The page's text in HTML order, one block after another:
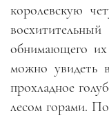
королевскую
обнимающего
можно увидеть
прохладное
лесом горами.